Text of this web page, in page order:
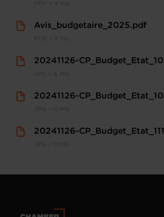
Avis_budgetaire_2025.pdf
20241126-
20241126-
20241126-